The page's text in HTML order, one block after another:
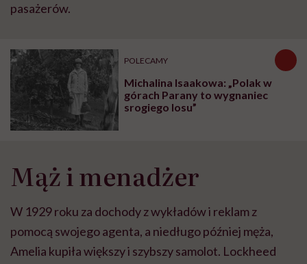
pasażerów.
POLECAMY
Michalina Isaakowa: „Polak w
górach Parany to wygnaniec
srogiego losu”
Mąż i menadżer
W 1929 roku za dochody z wykładów i reklam z
pomocą swojego agenta, a niedługo później męża,
Amelia kupiła większy i szybszy samolot. Lockheed